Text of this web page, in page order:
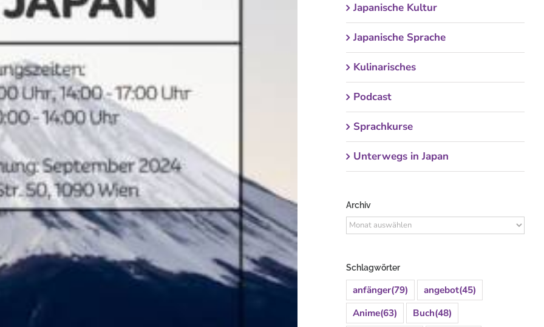
Japanische Kultur
Japanische Sprache
Kulinarisches
Podcast
Sprachkurse
Unterwegs in Japan
Archiv
Archiv
Schlagwörter
anfänger(79) angebot(45)
Anime(63) Buch(48)